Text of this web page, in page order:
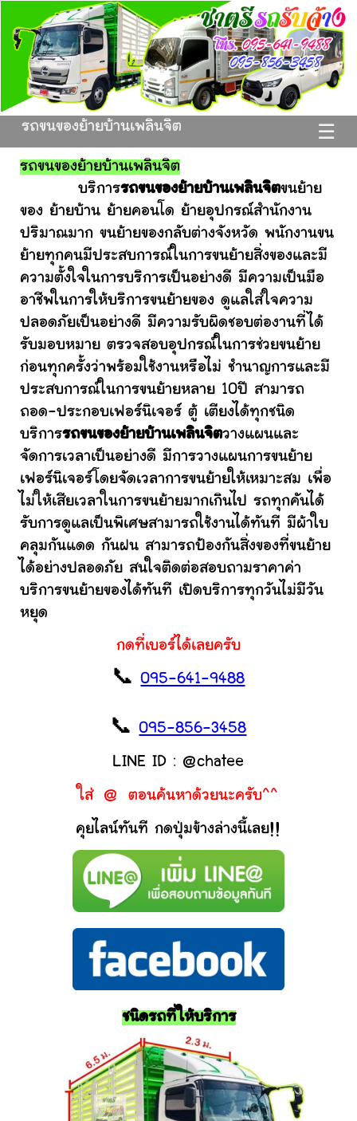
☰
รถขนของย้ายบ้านเพลินจิต
รถขนของย้ายบ้านเพลินจิต
บริการรถขนของย้ายบ้านเพลินจิตขนย้าย
ของ ย้ายบ้าน ย้ายคอนโด ย้ายอุปกรณ์สำนักงาน
ปริมาณมาก ขนย้ายของกลับต่างจังหวัด พนักงานขน
ย้ายทุกคนมีประสบการณ์ในการขนย้ายสิ่งของและมี
ความตั้งใจในการบริการเป็นอย่างดี มีความเป็นมือ
อาชีพในการให้บริการขนย้ายของ ดูแลใส่ใจความ
ปลอดภัยเป็นอย่างดี มีความรับผิดชอบต่องานที่ได้
รับมอบหมาย ตรวจสอบอุปกรณ์ในการช่วยขนย้าย
ก่อนทุกครั้งว่าพร้อมใช้งานหรือไม่ ชำนาญการและมี
ประสบการณ์ในการขนย้ายหลาย 10ปี สามารถ
ถอด-ประกอบเฟอร์นิเจอร์ ตู้ เตียงได้ทุกชนิด
บริการรถขนของย้ายบ้านเพลินจิตวางแผนและ
จัดการเวลาเป็นอย่างดี มีการวางแผนการขนย้าย
เฟอร์นิเจอร์โดยจัดเวลาการขนย้ายให้เหมาะสม เพื่อ
ไม่ให้เสียเวลาในการขนย้ายมากเกินไป รถทุกคันได้
รับการดูแลเป็นพิเศษสามารถใช้งานได้ทันที มีผ้าใบ
คลุมกันแดด กันฝน สามารถป้องกันสิ่งของที่ขนย้าย
ได้อย่างปลอดภัย สนใจติดต่อสอบถามราคาค่า
บริการขนย้ายของได้ทันที เปิดบริการทุกวันไม่มีวัน
หยุด
กดที่เบอร์ได้เลยครับ
📞095-641-9488
📞095-856-3458
LINE ID : @chatee
ใส่ @ ตอนค้นหาด้วยนะครับ^^
คุยไลน์ทันที กดปุ่มข้างล่างนี้เลย!!
ชนิดรถที่ให้บริการ